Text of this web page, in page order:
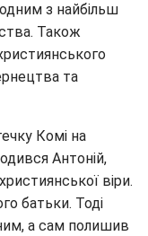
з найбільш
Також
та
Комі на
Антоній,
віри.
батьки. Тоді
а сам полишив